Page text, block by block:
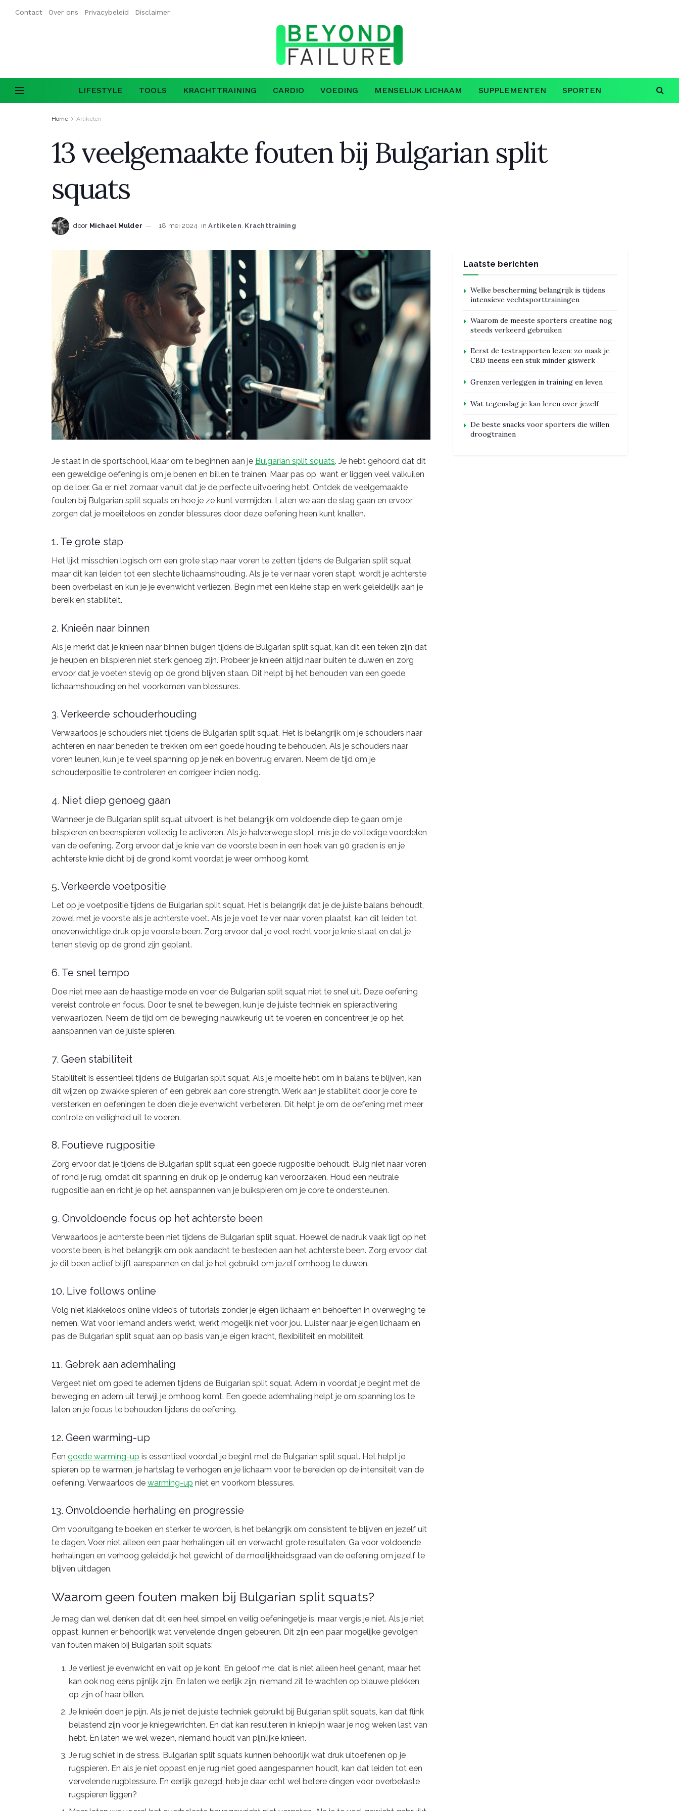
Contact Over ons Privacybeleid Disclaimer
LIFESTYLE TOOLS KRACHTTRAINING CARDIO VOEDING MENSELIJK LICHAAM SUPPLEMENTEN SPORTEN
Home Artikelen
13 veelgemaakte fouten bij Bulgarian split
squats
door Michael Mulder 18 mei 2024 in Artikelen, Krachttraining
Je staat in de sportschool, klaar om te beginnen aan je Bulgarian split squats. Je hebt gehoord dat dit
een geweldige oefening is om je benen en billen te trainen. Maar pas op, want er liggen veel valkuilen
op de loer. Ga er niet zomaar vanuit dat je de perfecte uitvoering hebt. Ontdek de veelgemaakte
fouten bij Bulgarian split squats en hoe je ze kunt vermijden. Laten we aan de slag gaan en ervoor
zorgen dat je moeiteloos en zonder blessures door deze oefening heen kunt knallen.
1. Te grote stap
Het lijkt misschien logisch om een grote stap naar voren te zetten tijdens de Bulgarian split squat,
maar dit kan leiden tot een slechte lichaamshouding. Als je te ver naar voren stapt, wordt je achterste
been overbelast en kun je je evenwicht verliezen. Begin met een kleine stap en werk geleidelijk aan je
bereik en stabiliteit.
2. Knieën naar binnen
Als je merkt dat je knieën naar binnen buigen tijdens de Bulgarian split squat, kan dit een teken zijn dat
je heupen en bilspieren niet sterk genoeg zijn. Probeer je knieën altijd naar buiten te duwen en zorg
ervoor dat je voeten stevig op de grond blijven staan. Dit helpt bij het behouden van een goede
lichaamshouding en het voorkomen van blessures.
3. Verkeerde schouderhouding
Verwaarloos je schouders niet tijdens de Bulgarian split squat. Het is belangrijk om je schouders naar
achteren en naar beneden te trekken om een goede houding te behouden. Als je schouders naar
voren leunen, kun je te veel spanning op je nek en bovenrug ervaren. Neem de tijd om je
schouderpositie te controleren en corrigeer indien nodig.
4. Niet diep genoeg gaan
Wanneer je de Bulgarian split squat uitvoert, is het belangrijk om voldoende diep te gaan om je
bilspieren en beenspieren volledig te activeren. Als je halverwege stopt, mis je de volledige voordelen
van de oefening. Zorg ervoor dat je knie van de voorste been in een hoek van 90 graden is en je
achterste knie dicht bij de grond komt voordat je weer omhoog komt.
5. Verkeerde voetpositie
Let op je voetpositie tijdens de Bulgarian split squat. Het is belangrijk dat je de juiste balans behoudt,
zowel met je voorste als je achterste voet. Als je je voet te ver naar voren plaatst, kan dit leiden tot
onevenwichtige druk op je voorste been. Zorg ervoor dat je voet recht voor je knie staat en dat je
tenen stevig op de grond zijn geplant.
6. Te snel tempo
Doe niet mee aan de haastige mode en voer de Bulgarian split squat niet te snel uit. Deze oefening
vereist controle en focus. Door te snel te bewegen, kun je de juiste techniek en spieractivering
verwaarlozen. Neem de tijd om de beweging nauwkeurig uit te voeren en concentreer je op het
aanspannen van de juiste spieren.
7. Geen stabiliteit
Stabiliteit is essentieel tijdens de Bulgarian split squat. Als je moeite hebt om in balans te blijven, kan
dit wijzen op zwakke spieren of een gebrek aan core strength. Werk aan je stabiliteit door je core te
versterken en oefeningen te doen die je evenwicht verbeteren. Dit helpt je om de oefening met meer
controle en veiligheid uit te voeren.
8. Foutieve rugpositie
Zorg ervoor dat je tijdens de Bulgarian split squat een goede rugpositie behoudt. Buig niet naar voren
of rond je rug, omdat dit spanning en druk op je onderrug kan veroorzaken. Houd een neutrale
rugpositie aan en richt je op het aanspannen van je buikspieren om je core te ondersteunen.
9. Onvoldoende focus op het achterste been
Verwaarloos je achterste been niet tijdens de Bulgarian split squat. Hoewel de nadruk vaak ligt op het
voorste been, is het belangrijk om ook aandacht te besteden aan het achterste been. Zorg ervoor dat
je dit been actief blijft aanspannen en dat je het gebruikt om jezelf omhoog te duwen.
10. Live follows online
Volg niet klakkeloos online video’s of tutorials zonder je eigen lichaam en behoeften in overweging te
nemen. Wat voor iemand anders werkt, werkt mogelijk niet voor jou. Luister naar je eigen lichaam en
pas de Bulgarian split squat aan op basis van je eigen kracht, flexibiliteit en mobiliteit.
11. Gebrek aan ademhaling
Vergeet niet om goed te ademen tijdens de Bulgarian split squat. Adem in voordat je begint met de
beweging en adem uit terwijl je omhoog komt. Een goede ademhaling helpt je om spanning los te
laten en je focus te behouden tijdens de oefening.
12. Geen warming-up
Een goede warming-up is essentieel voordat je begint met de Bulgarian split squat. Het helpt je
spieren op te warmen, je hartslag te verhogen en je lichaam voor te bereiden op de intensiteit van de
oefening. Verwaarloos de warming-up niet en voorkom blessures.
13. Onvoldoende herhaling en progressie
Om vooruitgang te boeken en sterker te worden, is het belangrijk om consistent te blijven en jezelf uit
te dagen. Voer niet alleen een paar herhalingen uit en verwacht grote resultaten. Ga voor voldoende
herhalingen en verhoog geleidelijk het gewicht of de moeilijkheidsgraad van de oefening om jezelf te
blijven uitdagen.
Waarom geen fouten maken bij Bulgarian split squats?
Je mag dan wel denken dat dit een heel simpel en veilig oefeningetje is, maar vergis je niet. Als je niet
oppast, kunnen er behoorlijk wat vervelende dingen gebeuren. Dit zijn een paar mogelijke gevolgen
van fouten maken bij Bulgarian split squats:
Je verliest je evenwicht en valt op je kont. En geloof me, dat is niet alleen heel genant, maar het
kan ook nog eens pijnlijk zijn. En laten we eerlijk zijn, niemand zit te wachten op blauwe plekken
op zijn of haar billen.
Je knieën doen je pijn. Als je niet de juiste techniek gebruikt bij Bulgarian split squats, kan dat flink
belastend zijn voor je kniegewrichten. En dat kan resulteren in kniepijn waar je nog weken last van
hebt. En laten we wel wezen, niemand houdt van pijnlijke knieën.
Je rug schiet in de stress. Bulgarian split squats kunnen behoorlijk wat druk uitoefenen op je
rugspieren. En als je niet oppast en je rug niet goed aangespannen houdt, kan dat leiden tot een
vervelende rugblessure. En eerlijk gezegd, heb je daar echt wel betere dingen voor overbelaste
rugspieren liggen?
Laatste berichten
Welke bescherming belangrijk is tijdens
intensieve vechtsporttrainingen
Waarom de meeste sporters creatine nog
steeds verkeerd gebruiken
Eerst de testrapporten lezen: zo maak je
CBD ineens een stuk minder giswerk
Grenzen verleggen in training en leven
Wat tegenslag je kan leren over jezelf
De beste snacks voor sporters die willen
droogtrainen